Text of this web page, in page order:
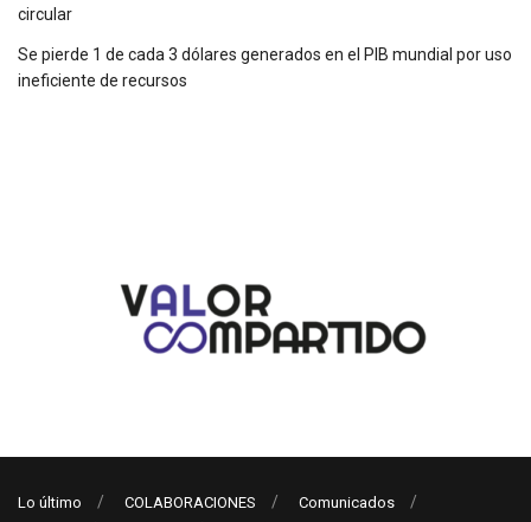
circular
Se pierde 1 de cada 3 dólares generados en el PIB mundial por uso
ineficiente de recursos
Lo último COLABORACIONES
Comunicados